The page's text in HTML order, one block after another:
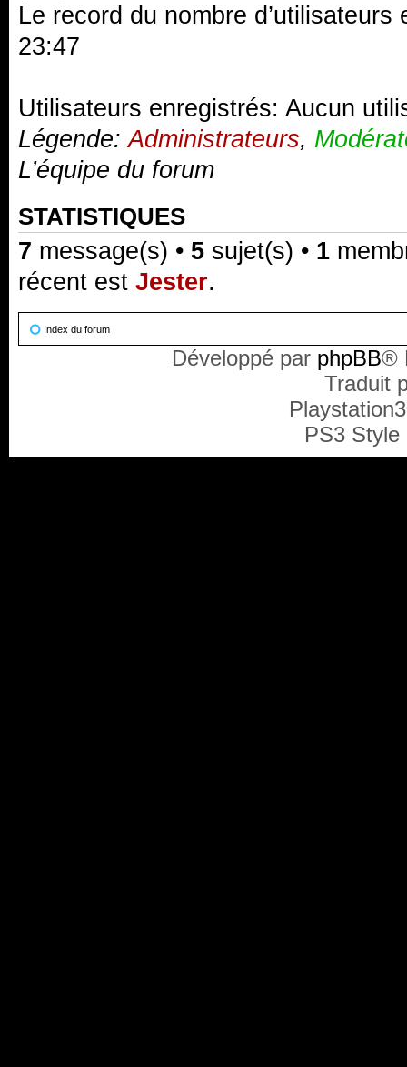
Le record du nombre
23:47
Utilisateurs enregistrés: Aucun
Légende:Administrateurs,
L’équipe du forum
STATISTIQUES
7 message(s) • 5 sujet(s) • 1
récent est Jester.
Index du forum
Développé par phpBB®
Traduit
PS3